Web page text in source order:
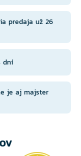
predaja už 26
dní
je aj majster